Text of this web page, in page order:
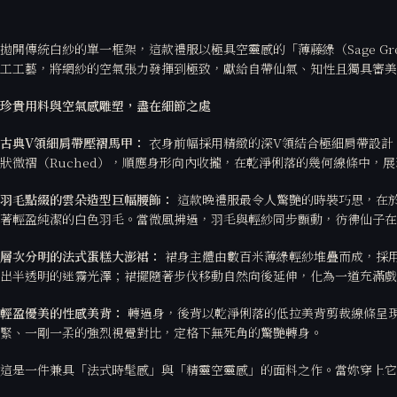
拋開傳統白紗的單一框架，這款禮服以極具空靈感的「薄藤綠（Sage
工工藝，將網紗的空氣張力發揮到極致，獻給自帶仙氣、知性且獨具審
珍貴用料與空氣感雕塑，盡在細節之處
古典V領細肩帶壓褶馬甲： 衣身前幅採用精緻的深V領結合極細肩帶設
狀微褶（Ruched），順應身形向內收攏，在乾淨俐落的幾何線條中，
羽毛點綴的雲朵造型巨幅腰飾： 這款晚禮服最令人驚艷的時裝巧思，在
著輕盈純潔的白色羽毛。當微風拂過，羽毛與輕紗同步顫動，彷彿仙子
層次分明的法式蛋糕大澎裙： 裙身主體由數百米薄綠輕紗堆疊而成，
出半透明的迷霧光澤；裙擺隨著步伐移動自然向後延伸，化為一道充滿
輕盈優美的性感美背： 轉過身，後背以乾淨俐落的低拉美背剪裁線條
緊、一剛一柔的強烈視覺對比，定格下無死角的驚艷轉身。
這是一件兼具「法式時髦感」與「精靈空靈感」的面料之作。當妳穿